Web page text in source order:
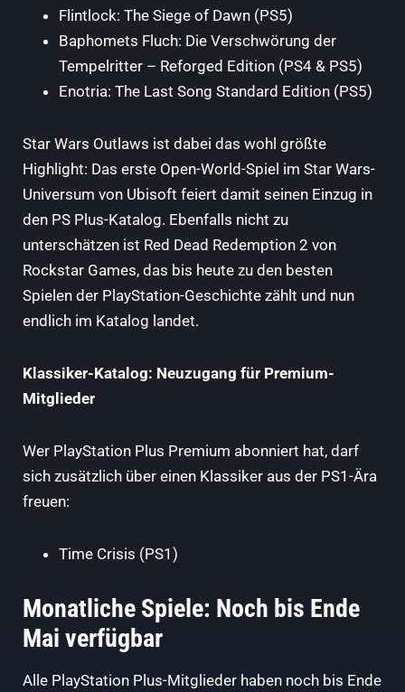
Flintlock: The Siege of Dawn (PS5)
Baphomets Fluch: Die Verschwörung der
Tempelritter – Reforged Edition (PS4 & PS5)
Enotria: The Last Song Standard Edition (PS5)
Star Wars Outlaws ist dabei das wohl größte
Highlight: Das erste Open-World-Spiel im Star Wars-
Universum von Ubisoft feiert damit seinen Einzug in
den PS Plus-Katalog. Ebenfalls nicht zu
unterschätzen ist Red Dead Redemption 2 von
Rockstar Games, das bis heute zu den besten
Spielen der PlayStation-Geschichte zählt und nun
endlich im Katalog landet.
Klassiker-Katalog: Neuzugang für Premium-
Mitglieder
Wer PlayStation Plus Premium abonniert hat, darf
sich zusätzlich über einen Klassiker aus der PS1-Ära
freuen:
Time Crisis (PS1)
Monatliche Spiele: Noch bis Ende
Mai verfügbar
Alle PlayStation Plus-Mitglieder haben noch bis Ende